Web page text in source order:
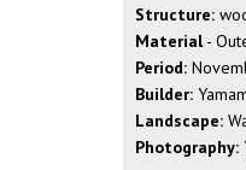
Structure:
Material-
Period:
Builder:
Landscape:
Photography: